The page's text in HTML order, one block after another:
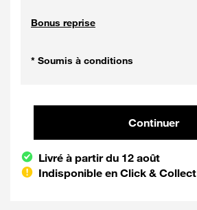
Bonus reprise
* Soumis à conditions
Continuer
Livré à partir du 12 août
Indisponible en Click & Collect